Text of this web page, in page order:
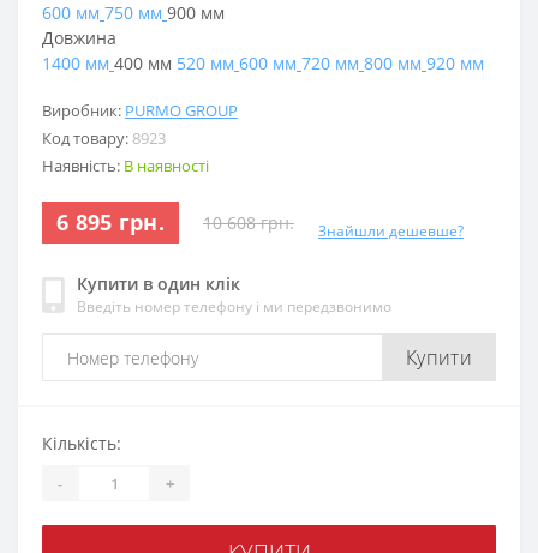
Виробник: PURMO GROUP
Код товару: 8923
Наявність: В наявності
6 895 грн. 10 608 грн. Знайшли дешевше?
Купити в один клік
Введіть номер телефону і ми передзвонимо
Купити
600 мм 750 мм 900 мм
Довжина
1400 мм 400 мм 520 мм 600 мм 720 мм 800 мм 920 мм
Кількість:
- +